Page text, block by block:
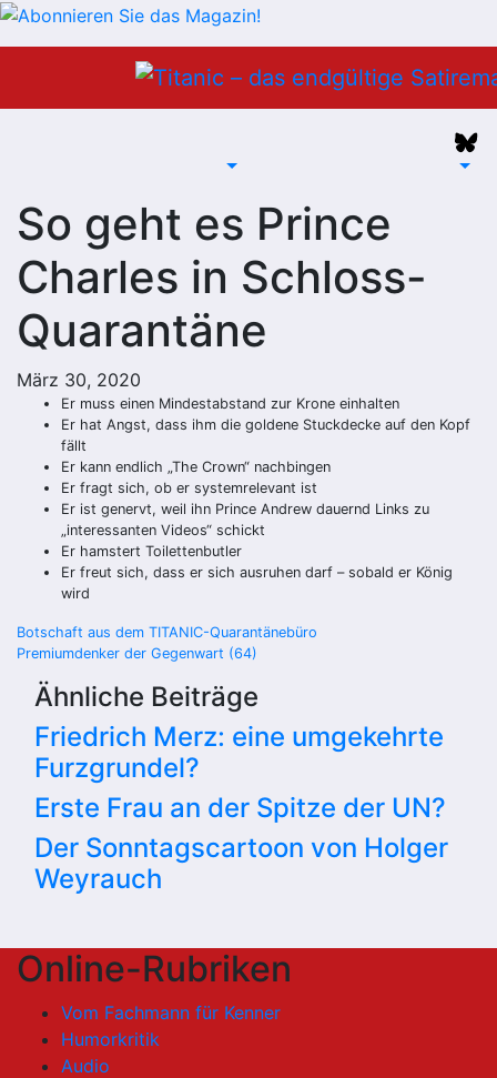
So geht es Prince
Charles in Schloss-
Quarantäne
März 30, 2020
Er muss einen Mindestabstand zur Krone einhalten
Er hat Angst, dass ihm die goldene Stuckdecke auf den Kopf
fällt
Er kann endlich „The Crown“ nachbingen
Er fragt sich, ob er systemrelevant ist
Er ist genervt, weil ihn Prince Andrew dauernd Links zu
„interessanten Videos“ schickt
Er hamstert Toilettenbutler
Er freut sich, dass er sich ausruhen darf – sobald er König
wird
Beitragsnavigation
Botschaft aus dem TITANIC-Quarantänebüro
Premiumdenker der Gegenwart (64)
Ähnliche Beiträge
Friedrich Merz: eine umgekehrte
Furzgrundel?
Erste Frau an der Spitze der UN?
Der Sonntagscartoon von Holger
Weyrauch
Online-Rubriken
Vom Fachmann für Kenner
Humorkritik
Audio